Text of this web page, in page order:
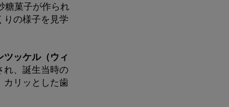
糖菓子が作られ
りの様子を見学
ツッケル（ウィ
れ、誕生当時の
カリッとした歯